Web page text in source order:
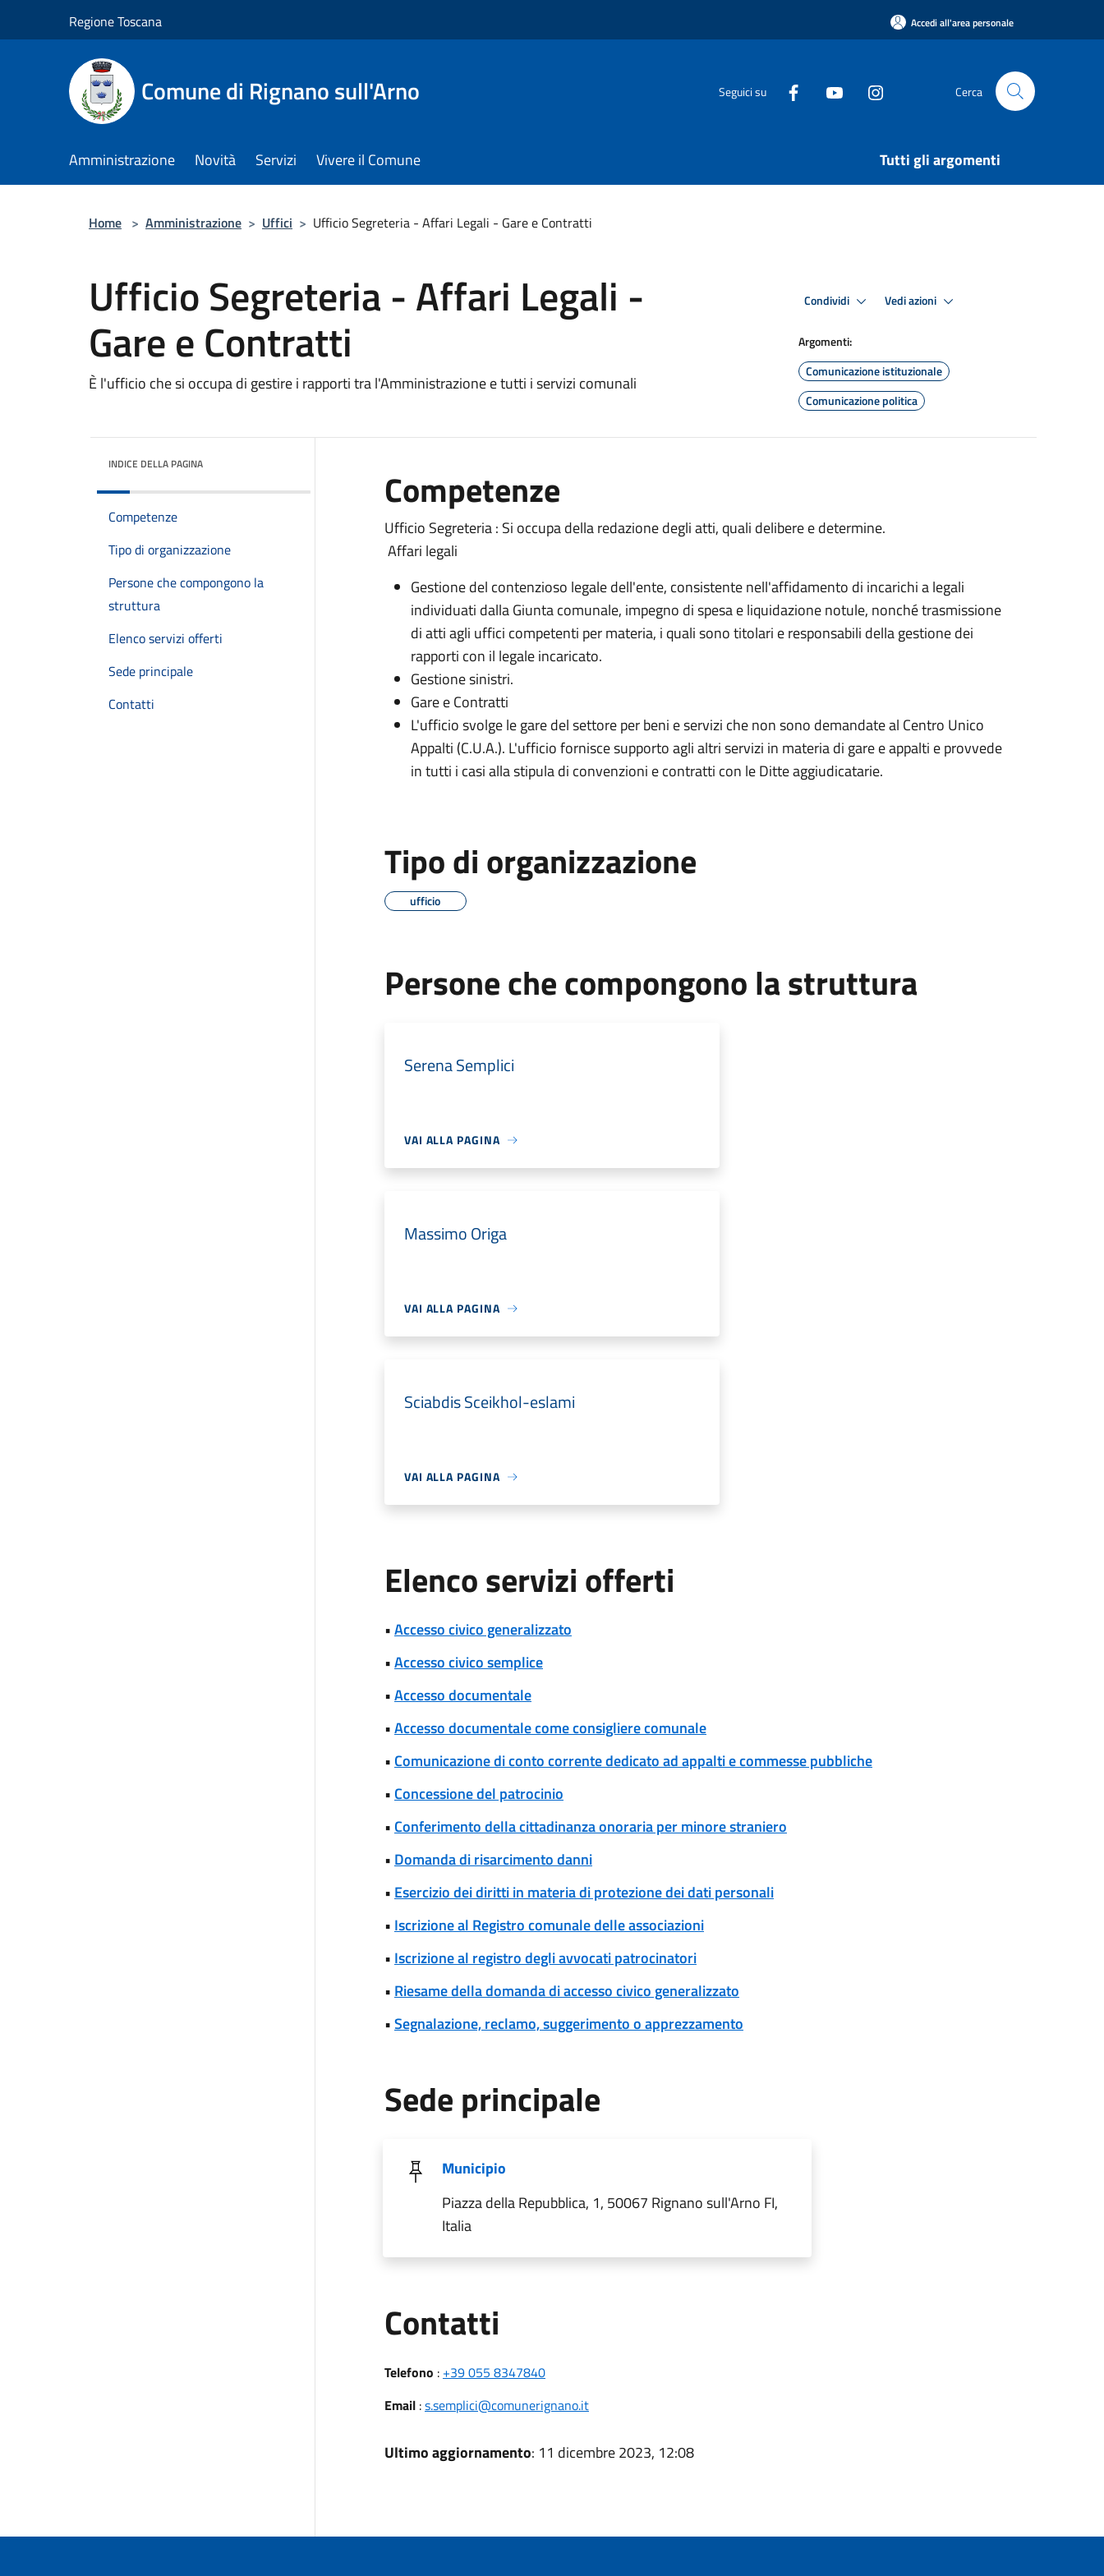
Regione Toscana Accedi all'area personale
Comune di Rignano sull'Arno Seguici su Cerca
Amministrazione Novità Servizi Vivere il Comune Tutti gli argomenti
Home > Amministrazione > Uffici > Ufficio Segreteria - Affari Legali - Gare e Contratti
Ufficio Segreteria - Affari Legali -
Gare e Contratti
È l'ufficio che si occupa di gestire i rapporti tra l'Amministrazione e tutti i servizi comunali
Condividi Vedi azioni
Argomenti:
Comunicazione istituzionale
Comunicazione politica
INDICE DELLA PAGINA
Competenze
Tipo di organizzazione
Persone che compongono la
struttura
Elenco servizi offerti
Sede principale
Contatti
Competenze
Ufficio Segreteria : Si occupa della redazione degli atti, quali delibere e determine.
Affari legali
Gestione del contenzioso legale dell'ente, consistente nell'affidamento di incarichi a legali
individuati dalla Giunta comunale, impegno di spesa e liquidazione notule, nonché trasmissione
di atti agli uffici competenti per materia, i quali sono titolari e responsabili della gestione dei
rapporti con il legale incaricato.
Gestione sinistri.
Gare e Contratti
L'ufficio svolge le gare del settore per beni e servizi che non sono demandate al Centro Unico
Appalti (C.U.A.). L'ufficio fornisce supporto agli altri servizi in materia di gare e appalti e provvede
in tutti i casi alla stipula di convenzioni e contratti con le Ditte aggiudicatarie.
Tipo di organizzazione
ufficio
Persone che compongono la struttura
Serena Semplici
VAI ALLA PAGINA
Massimo Origa
VAI ALLA PAGINA
Sciabdis Sceikhol-eslami
VAI ALLA PAGINA
Elenco servizi offerti
•Accesso civico generalizzato
•Accesso civico semplice
•Accesso documentale
•Accesso documentale come consigliere comunale
• Comunicazione di conto corrente dedicato ad appalti e commesse pubbliche
• Concessione del patrocinio
• Conferimento della cittadinanza onoraria per minore straniero
• Domanda di risarcimento danni
• Esercizio dei diritti in materia di protezione dei dati personali
• Iscrizione al Registro comunale delle associazioni
• Iscrizione al registro degli avvocati patrocinatori
• Riesame della domanda di accesso civico generalizzato
•Segnalazione, reclamo, suggerimento o apprezzamento
Sede principale
Municipio
Piazza della Repubblica, 1, 50067 Rignano sull'Arno FI,
Italia
Contatti
Telefono : +39 055 8347840
Email:s.semplici@comunerignano.it
Ultimo aggiornamento: 11 dicembre 2023, 12:08